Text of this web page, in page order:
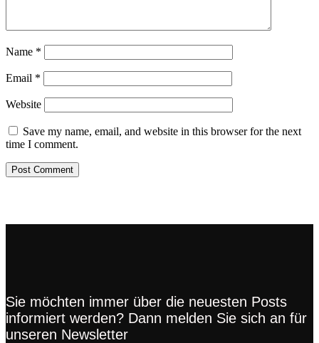
Name *
Email *
Website
Save my name, email, and website in this browser for the next
time I comment.
Sie möchten immer über die neuesten Posts
informiert werden? Dann melden Sie sich an für
unseren Newsletter